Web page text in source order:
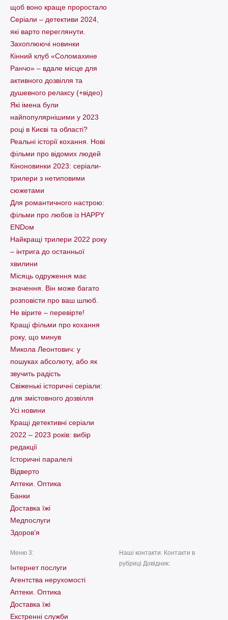
щоб воно краще проростало
Серіали – детективи 2024,
які варто пеpеглянути.
Захоплюючі новинки
Кінний клуб «Соломахине
Ранчо» – вдале місце для
активного дозвілля та
душевного релаксу (+відео)
Які імена були
найпопулярнішими у 2023
році в Києві та області?
Реальні історії кохання. Нові
фільми про відомих людей
Кіноновинки 2023: серіали-
трилери з нетиповими
сюжетами
Для романтичного настрою:
фільми про любов із HAPPY
ENDом
Найкращі трилери 2022 року
– інтрига до останньої
хвилини
Місяць одруження має
значення. Він може багато
розповісти про ваш шлюб.
Не вірите – перевірте!
Кращі фільми про кохання
року, що минув
Микола Леонтович: у
пошуках абсолюту, або як
звучить радість
Свіженькі історичні серіали:
для змістовного дозвілля
Усі новини
Кращі детективні серіали
2022 – 2023 років: вибір
редакції
Історичні паралелі
Відверто
Аптеки. Оптика
Банки
Доставка їжі
Медпослуги
Здоров’я
Меню 3:
Інтернет послуги
Агентства нерухомості
Аптеки. Оптика
Доставка їжі
Екстренні служби
Наші контакти: Контакти в
рубриці Довідник: